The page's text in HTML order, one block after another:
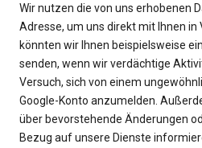
Wir nutzen die von uns erhobenen
Adresse, um uns direkt mit Ihnen in
könnten wir Ihnen beispielsweise
senden, wenn wir verdächtige
Versuch, sich von einem
Google-Konto anzumelden.
über bevorstehende Änderungen
Bezug auf unsere Dienste